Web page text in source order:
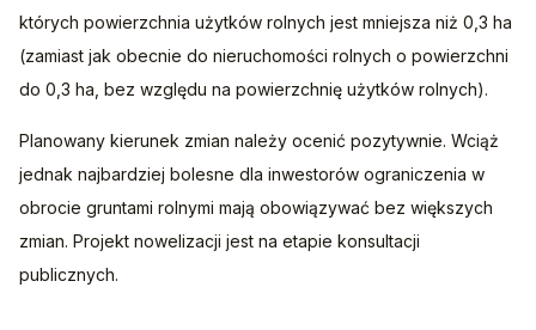
których powierzchnia użytków rolnych jest mniejsza niż 0,3 ha
(zamiast jak obecnie do nieruchomości rolnych o powierzchni
do 0,3 ha, bez względu na powierzchnię użytków rolnych).
Planowany kierunek zmian należy ocenić pozytywnie. Wciąż
jednak najbardziej bolesne dla inwestorów ograniczenia w
obrocie gruntami rolnymi mają obowiązywać bez większych
zmian. Projekt nowelizacji jest na etapie konsultacji
publicznych.